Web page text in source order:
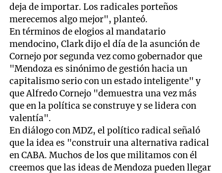
deja de importar. Los radicales porteños
merecemos algo mejor", planteó.
En términos de elogios al mandatario
mendocino, Clark dijo el día de la asunción de
Cornejo por segunda vez como gobernador que
"Mendoza es sinónimo de gestión hacia un
capitalismo serio con un estado inteligente" y
que Alfredo Cornejo "demuestra una vez más
que en la política se construye y se lidera con
valentía".
En diálogo con MDZ, el político radical señaló
que la idea es "construir una alternativa radical
en CABA. Muchos de los que militamos con él
creemos que las ideas de Mendoza pueden llegar